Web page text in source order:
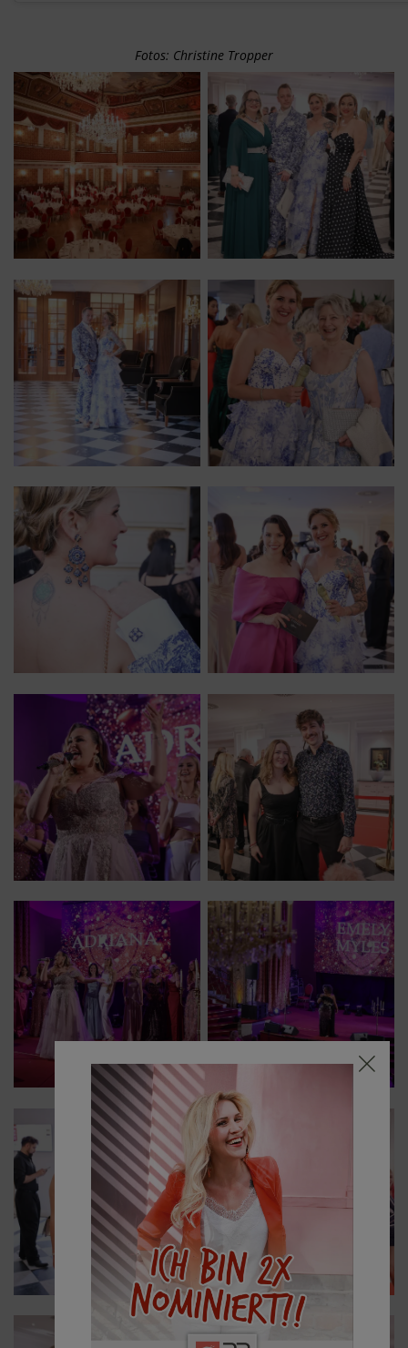
Fotos: Christine Tropper